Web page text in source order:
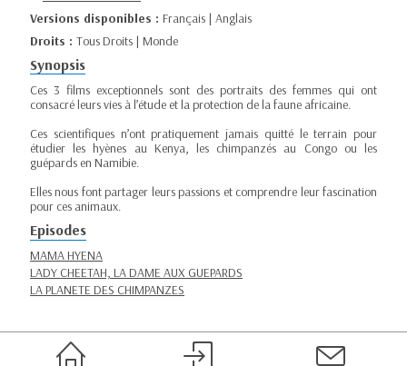
Versions disponibles : Français | Anglais
Droits : Tous Droits | Monde
Synopsis
Ces 3 films exceptionnels sont des portraits des femmes qui ont
consacré leurs vies à l’étude et la protection de la faune africaine.
Ces scientifiques n’ont pratiquement jamais quitté le terrain pour
étudier les hyènes au Kenya, les chimpanzés au Congo ou les
guépards en Namibie.
Elles nous font partager leurs passions et comprendre leur fascination
pour ces animaux.
Episodes
MAMA HYENA
LADY CHEETAH, LA DAME AUX GUEPARDS
LA PLANETE DES CHIMPANZES